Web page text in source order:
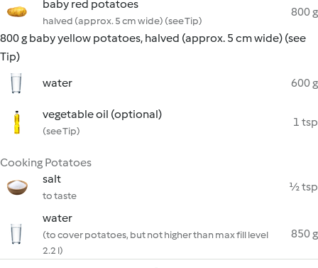
baby red potatoes
halved (approx. 5 cm wide) (see Tip)
800 g
800 g baby yellow potatoes, halved (approx. 5 cm wide) (see
Tip)
water
600 g
vegetable oil (optional)
(see Tip)
1 tsp
Cooking Potatoes
salt
to taste
½ tsp
water
(to cover potatoes, but not higher than max fill level
2.2 l)
850 g